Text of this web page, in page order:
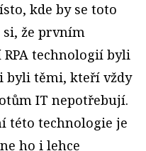
kde by se toto
že prvním
technologií byli
byli těmi, kteří vždy
IT nepotřebují.
této technologie je
ho i lehce